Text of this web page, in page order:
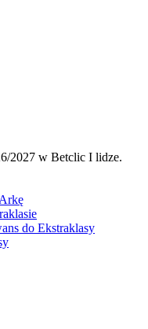
2027 w Betclic I lidze.
do Ekstraklasy